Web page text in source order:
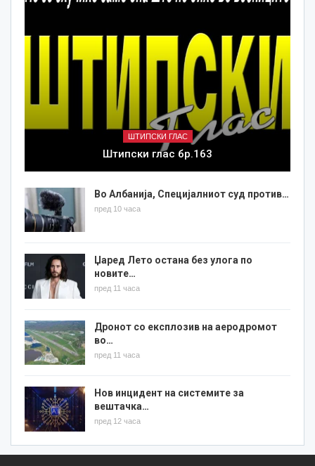
ШТИПСКИ ГЛАС
Штипски глас бр.163
Во Албанија, Специјалниот суд против…
пред 10 часа
Џаред Лето остана без улога по
новите…
пред 11 часа
Дронот со експлозив на аеродромот
во…
пред 11 часа
Нов инцидент на системите за
вештачка…
пред 12 часа